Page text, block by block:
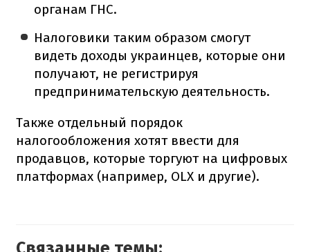
органам ГНС.
Налоговики таким образом смогут
видеть доходы украинцев, которые они
получают, не регистрируя
предпринимательскую деятельность.
Также отдельный порядок
налогообложения хотят ввести для
продавцов, которые торгуют на цифровых
платформах (например, OLХ и другие).